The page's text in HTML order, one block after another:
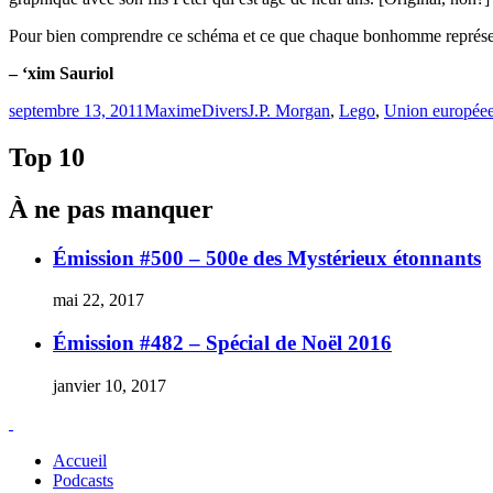
Pour bien comprendre ce schéma et ce que chaque bonhomme
– ‘xim Sauriol
Publié
septembre 13, 2011MaximeCatégories
DiversÉtiquettes
J.P. Morgan, Lego, Union
Top 10
À ne pas manquer
Émission #500 – 500e des Mystérieux étonnants
mai 22, 2017
Émission #482 – Spécial de Noël 2016
janvier 10, 2017
Accueil
Podcasts